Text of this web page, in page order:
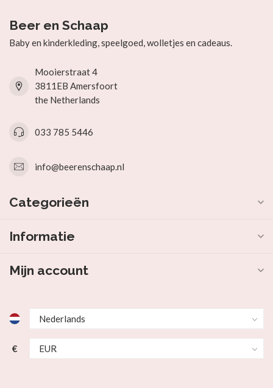
Beer en Schaap
Baby en kinderkleding, speelgoed, wolletjes en cadeaus.
Mooierstraat 4
3811EB Amersfoort
the Netherlands
033 785 5446
info@beerenschaap.nl
Categorieën
Informatie
Mijn account
€